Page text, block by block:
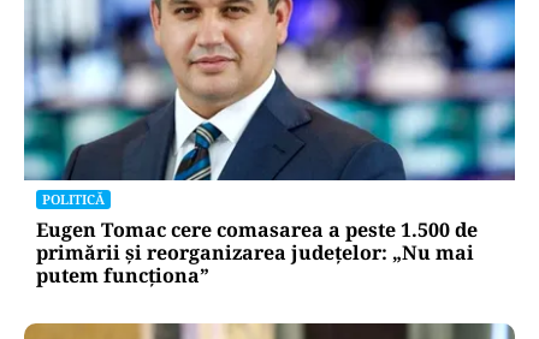
POLITICĂ
Eugen Tomac cere comasarea a peste 1.500 de
primării și reorganizarea județelor: „Nu mai
putem funcționa”